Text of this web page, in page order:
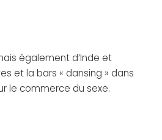
également d’Inde et
et la bars « dansing » dans
le commerce du sexe.